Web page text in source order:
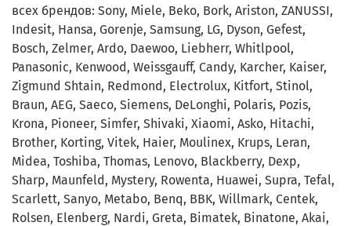
всех брендов: Sony, Miele, Beko, Bork, Ariston, ZANUSSI,
Indesit, Hansa, Gorenje, Samsung, LG, Dyson, Gefest,
Bosch, Zelmer, Ardo, Daewoo, Liebherr, Whitlpool,
Panasonic, Kenwood, Weissgauff, Candy, Karcher, Kaiser,
Zigmund Shtain, Redmond, Electrolux, Kitfort, Stinol,
Braun, AEG, Saeco, Siemens, DeLonghi, Polaris, Pozis,
Krona, Pioneer, Simfer, Shivaki, Xiaomi, Asko, Hitachi,
Brother, Korting, Vitek, Haier, Moulinex, Krups, Leran,
Midea, Toshiba, Thomas, Lenovo, Blackberry, Dexp,
Sharp, Maunfeld, Mystery, Rowenta, Huawei, Supra, Tefal,
Scarlett, Sanyo, Metabo, Benq, BBK, Willmark, Centek,
Rolsen, Elenberg, Nardi, Greta, Bimatek, Binatone, Akai,